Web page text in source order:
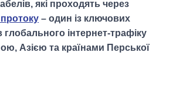
які проходять через
– один із ключових
глобального інтернет-трафіку
Азією та країнами Перської